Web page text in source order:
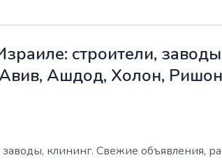
строители,
Ашдод, Холон, Ришон
клининг. Свежие объявления,